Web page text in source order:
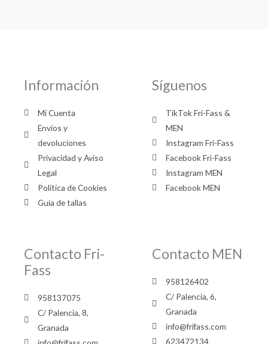
Información
Mi Cuenta
Envíos y
devoluciones
Privacidad y Aviso
Legal
Política de Cookies
Guía de tallas
Síguenos
TikTok Fri-Fass &
MEN
Instagram Fri-Fass
Facebook Fri-Fass
Instagram MEN
Facebook MEN
Contacto Fri-
Fass
958137075
C/ Palencia, 8,
Granada
Contacto MEN
958126402
C/ Palencia, 6,
Granada
info@frifass.com
623472134